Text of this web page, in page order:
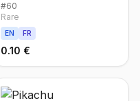
#60
Rare
EN FR
0.10 €